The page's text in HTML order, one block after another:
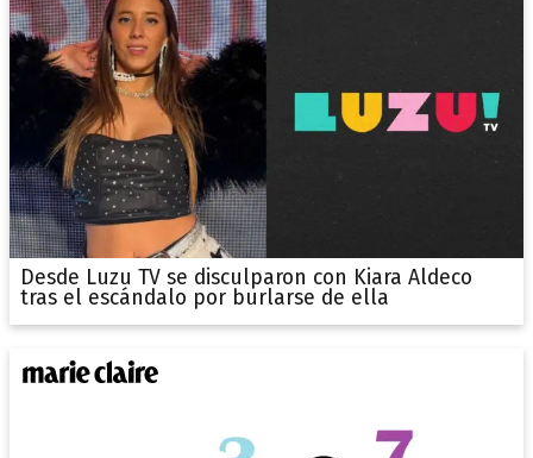
Desde Luzu TV se disculparon con Kiara Aldeco
tras el escándalo por burlarse de ella